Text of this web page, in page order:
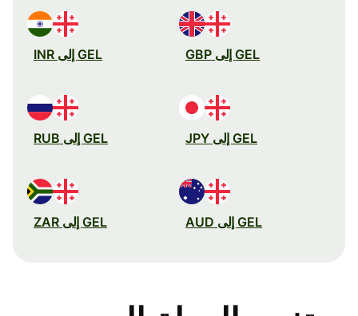
GEL إلى GBP GEL إلى INR
GEL إلى JPY GEL إلى RUB
GEL إلى AUD GEL إلى ZAR